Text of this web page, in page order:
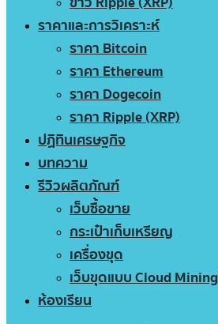
ราคาและการวิเคราะห์
ราคา Bitcoin
ราคา Ethereum
ราคา Dogecoin
ราคา Ripple (XRP)
ปฏิทินเศรษฐกิจ
บทความ
รีวิวผลิตภัณฑ์
เว็บซื้อขาย
กระเป๋าเก็บเหรียญ
เครื่องขุด
เว็บขุดแบบ Cloud Mining
ห้องเรียน